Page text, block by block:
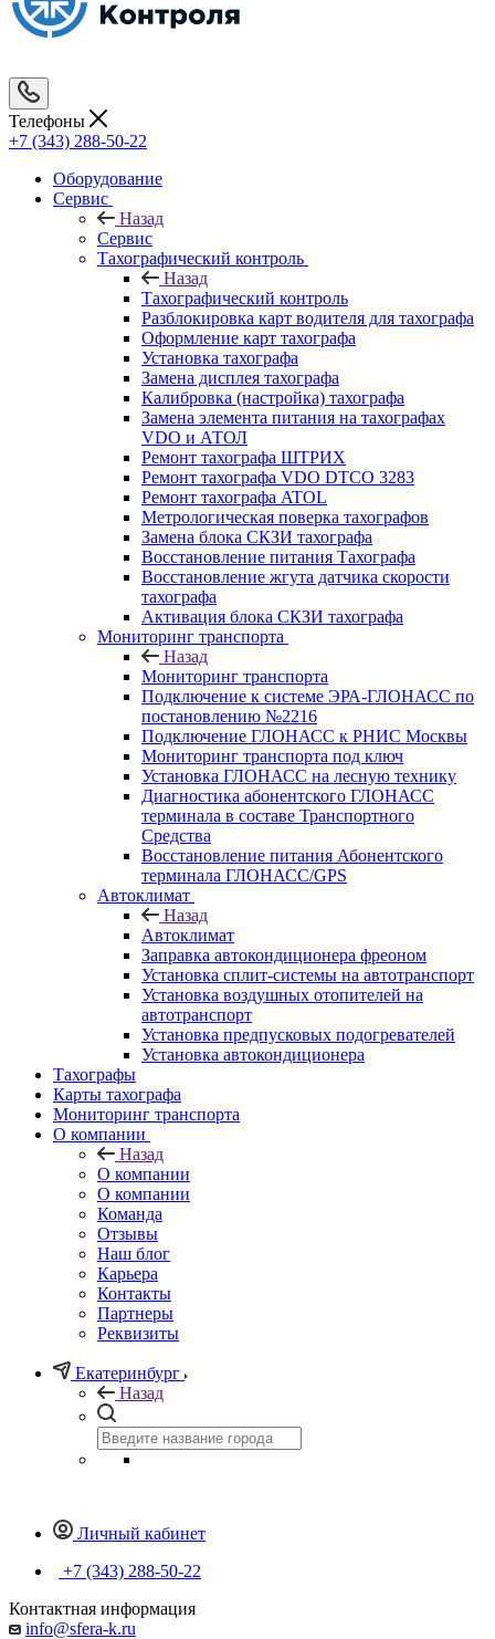
Телефоны
+7 (343) 288-50-22
Оборудование
Сервис
Назад
Сервис
Тахографический контроль
Назад
Тахографический контроль
Разблокировка карт водителя для тахографа
Оформление карт тахографа
Установка тахографа
Замена дисплея тахографа
Калибровка (настройка) тахографа
Замена элемента питания на тахографах
VDO и АТОЛ
Ремонт тахографа ШТРИХ
Ремонт тахографа VDO DTCO 3283
Ремонт тахографа ATOL
Метрологическая поверка тахографов
Замена блока СКЗИ тахографа
Восстановление питания Тахографа
Восстановление жгута датчика скорости
тахографа
Активация блока СКЗИ тахографа
Мониторинг транспорта
Назад
Мониторинг транспорта
Подключение к системе ЭРА-ГЛОНАСС по
постановлению №2216
Подключение ГЛОНАСС к РНИС Москвы
Мониторинг транспорта под ключ
Установка ГЛОНАСС на лесную технику
Диагностика абонентского ГЛОНАСС
терминала в составе Транспортного
Средства
Восстановление питания Абонентского
терминала ГЛОНАСС/GPS
Автоклимат
Назад
Автоклимат
Заправка автокондиционера фреоном
Установка сплит-системы на автотранспорт
Установка воздушных отопителей на
автотранспорт
Установка предпусковых подогревателей
Установка автокондиционера
Тахографы
Карты тахографа
Мониторинг транспорта
О компании
Назад
О компании
О компании
Команда
Отзывы
Наш блог
Карьера
Контакты
Партнеры
Реквизиты
Екатеринбург
Назад
Личный кабинет
+7 (343) 288-50-22
Контактная информация
info@sfera-k.ru